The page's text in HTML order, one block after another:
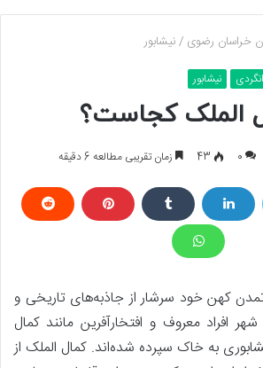
خراسان رضوی /نیشابور
نیشابور
الملک کجاست؟
0
43 زمان تقریبی مطالعه 6 دقیقه
تمدن کهن خود سرشار از جاذبه‌های تاریخی و
افراد معروف و افتخارآفرین مانند کمال
به خاک سپرده شده‌اند. کمال الملک از